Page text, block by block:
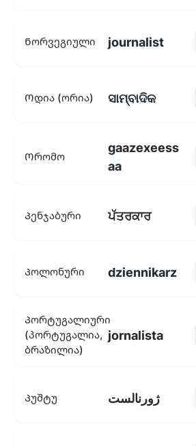
Ნორვეგიული journalist
Ოდია (ორია) ସାମ୍ବାଦିକ
Ორომო
gaazexeess
aa
Პენჯაბური ਪੱਤਰਕਾਰ
Პოლონური dziennikarz
Პორტუგალიური
(პორტუგალია,
ბრაზილია)
jornalista
Პუშტუ ژورنالست